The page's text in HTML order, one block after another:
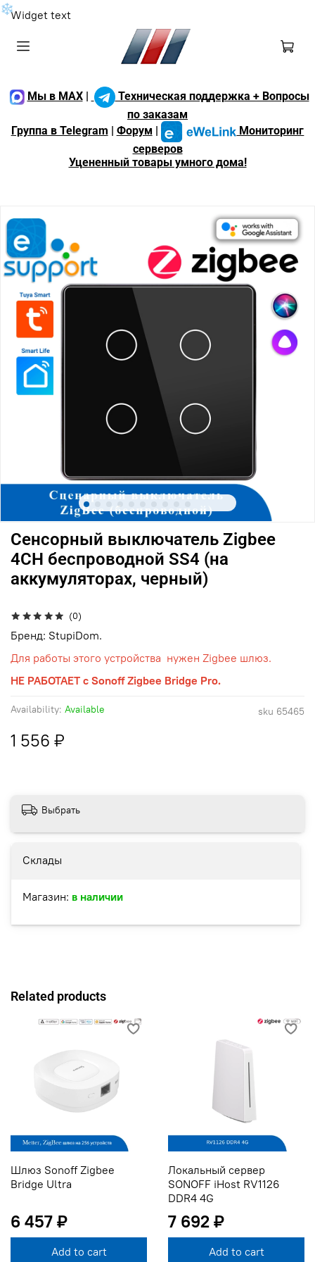
❄Widget text
Мы в MAX|
Техническая поддержка + Вопросы
по заказам
Группа в Telegram
Форум
Мониторинг
серверов
Уцененный товары умного дома!
(0)
sku 65465
Availability: Available
Сенсорный выключатель Zigbee
4CH беспроводной SS4 (на
аккумуляторах, черный)
1 556 ₽
Бренд: StupiDom.
Для работы этого устройства нужен Zigbee шлюз.
НЕ РАБОТАЕТ с Sonoff Zigbee Bridge Pro.
Склады
Магазин: в наличии
Выбрать
Related products
Шлюз Sonoff Zigbee
Bridge Ultra
6 457 ₽
Add to cart
Локальный сервер
SONOFF iHost RV1126
DDR4 4G
7 692 ₽
Add to cart